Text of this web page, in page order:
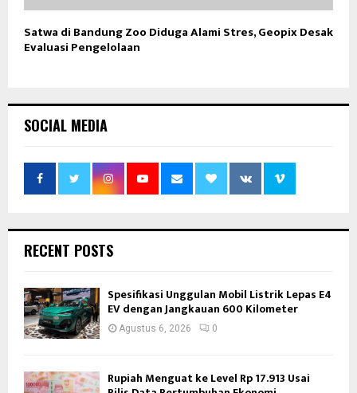
Satwa di Bandung Zoo Diduga Alami Stres, Geopix Desak
Evaluasi Pengelolaan
SOCIAL MEDIA
RECENT POSTS
Spesifikasi Unggulan Mobil Listrik Lepas E4
EV dengan Jangkauan 600 Kilometer
Agustus 6, 2026 0
Rupiah Menguat ke Level Rp 17.913 Usai